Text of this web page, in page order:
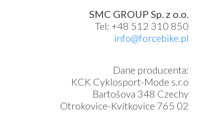
SMC GROUP Sp. z o.o.
Tel: +48 512 310 850
info@forcebike.pl
Dane producenta:
KCK Cyklosport-Mode s.r.o
Bartošova 348 Czechy
Otrokovice-Kvítkovice 765 02